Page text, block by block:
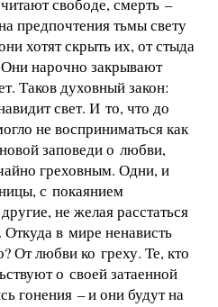
предпочтения тьмы свету
хотят скрыть их, от стыда
нарочно закрывают
Таков духовный закон:
свет. И то, что до
не восприниматься как
заповеди о любви,
греховным. Одни, и
с покаянием
не желая расстаться
Откуда в мире ненависть
От любви ко греху. Те, кто
о своей затаенной
гонения – и они будут на